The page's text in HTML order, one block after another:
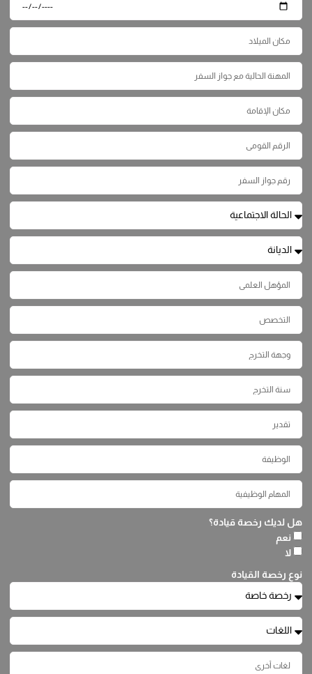
هل لديك رخصة قيادة؟
نعم
لا
نوع رخصة القيادة